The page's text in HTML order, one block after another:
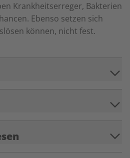
Krankheitserreger, Bakterien
Ebenso setzen sich
können, nicht fest.